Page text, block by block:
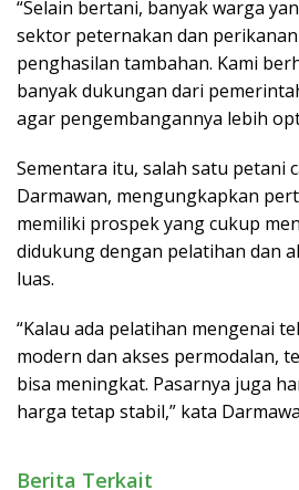
“Selain bertani, banyak warga
sektor peternakan dan
penghasilan tambahan. Kami
banyak dukungan dari
agar pengembangannya lebih
Sementara itu, salah satu petani
Darmawan, mengungkapkan
memiliki prospek yang cukup
didukung dengan pelatihan dan
luas.
“Kalau ada pelatihan mengenai
modern dan akses permodalan,
bisa meningkat. Pasarnya juga
harga tetap stabil,” kata
Berita Terkait